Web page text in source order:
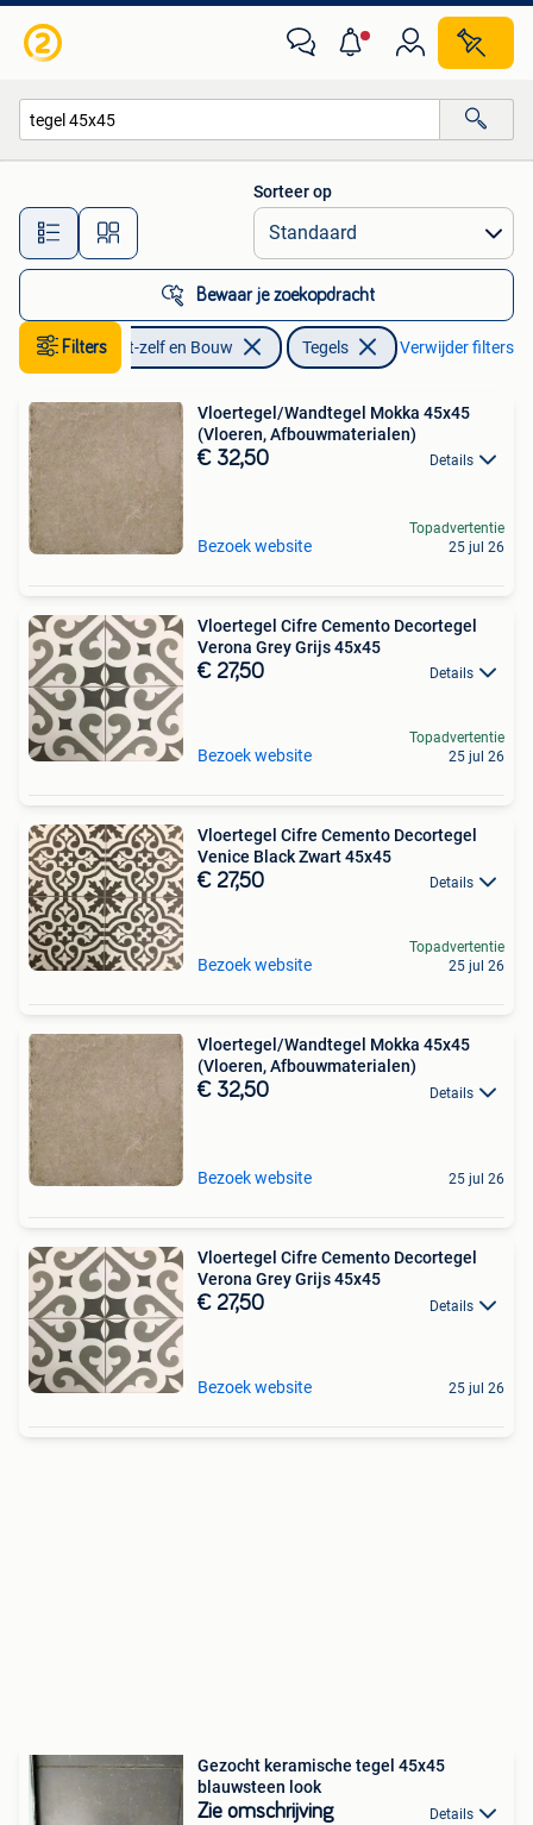
Alle afstanden…
Sorteer op
Bewaar je zoekopdracht
Filters
Doe-het-zelf en Bouw Tegels Verwijder filters
Vloertegel/Wandtegel Mokka 45x45
(Vloeren, Afbouwmaterialen)
€ 32,50 Details
Bezoek website
Topadvertentie
25 jul 26
Vloertegel Cifre Cemento Decortegel
Verona Grey Grijs 45x45
€ 27,50 Details
Bezoek website
Topadvertentie
25 jul 26
Vloertegel Cifre Cemento Decortegel
Venice Black Zwart 45x45
€ 27,50 Details
Bezoek website
Topadvertentie
25 jul 26
Vloertegel/Wandtegel Mokka 45x45
(Vloeren, Afbouwmaterialen)
€ 32,50 Details
Bezoek website 25 jul 26
Vloertegel Cifre Cemento Decortegel
Verona Grey Grijs 45x45
€ 27,50 Details
Bezoek website 25 jul 26
Gezocht keramische tegel 45x45
blauwsteen look
Zie omschrijving Details